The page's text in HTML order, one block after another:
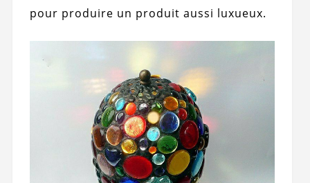
pour produire un produit aussi luxueux.